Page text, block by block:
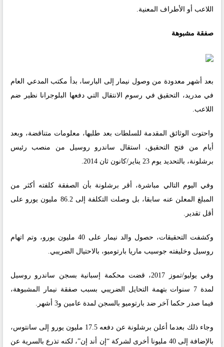
اللاعب أو الأطراف المعنية.
صفقة مشبوهة
بعد أشهر معدودة من وصول نيمار إلى البارسا، بدأ مكتب المدعي العام
في مدريد، التحقيق في رسوم الانتقال التي دفعها البلوجرانا نظير ضم
اللاعب.
واحتوت الوثائق المقدمة للسلطات بعد طلبها، معلومات متناقضة، وبعد
أيام من فتح التحقيق، استقال ساندرو روسيل من منصب رئيس
برشلونة، بالتحديد يوم 23 يناير/كانون ثان 2014.
وفي اليوم التالي مباشرة، أقر برشلونة بأن الصفقة كلفته أكثر من
المبلغ المعلن عنه سابقا، بل وصلت التكلفة إلى 86.2 مليون يورو على
أقل تقدير.
وكشفت التحقيقات، حصول والد نيمار على 40 مليون يورو، وتم اتهام
روسيل وخليفته جوسيب ماريا بارتوميو، بالاحتيال الضريبي.
وفي يوليو/تموز 2017، قضت محكمة إسبانية بسجن ساندرو روسيل
لمدة 7 سنوات بتهمة التحايل الضريبي بسبب صفقة نيمار المشبوهة،
فيما صدر حكما آخر ضد بارتوميو بالسجن لمدة عامين و3 أشهر.
وجاء ذلك بعدما أعلن برشلونة عن دفعه 17.5 مليون يورو إلى سانتوس،
بالإضافة إلى 40 مليونا أخرى لشركة “إن أند إن”، لكنه تذرع بالسرية عن